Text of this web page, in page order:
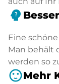
psychology_alt
Eine
Man behält
werden so
sentiment_satisfiedMehr